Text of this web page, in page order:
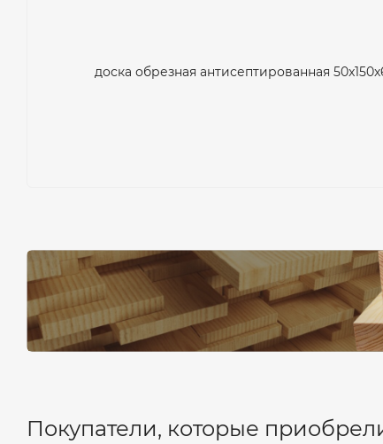
доска обрезная антисептированная
Покупатели, которые